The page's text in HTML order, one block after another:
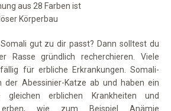
aus 28 Farben ist
Körperbau
gut zu dir passt? Dann solltest du
Rasse gründlich recherchieren. Viele
für erbliche Erkrankungen. Somali-
der Abessinier-Katze ab und haben ein
gleichen erblichen Krankheiten und
erben, wie zum Beispiel Anämie